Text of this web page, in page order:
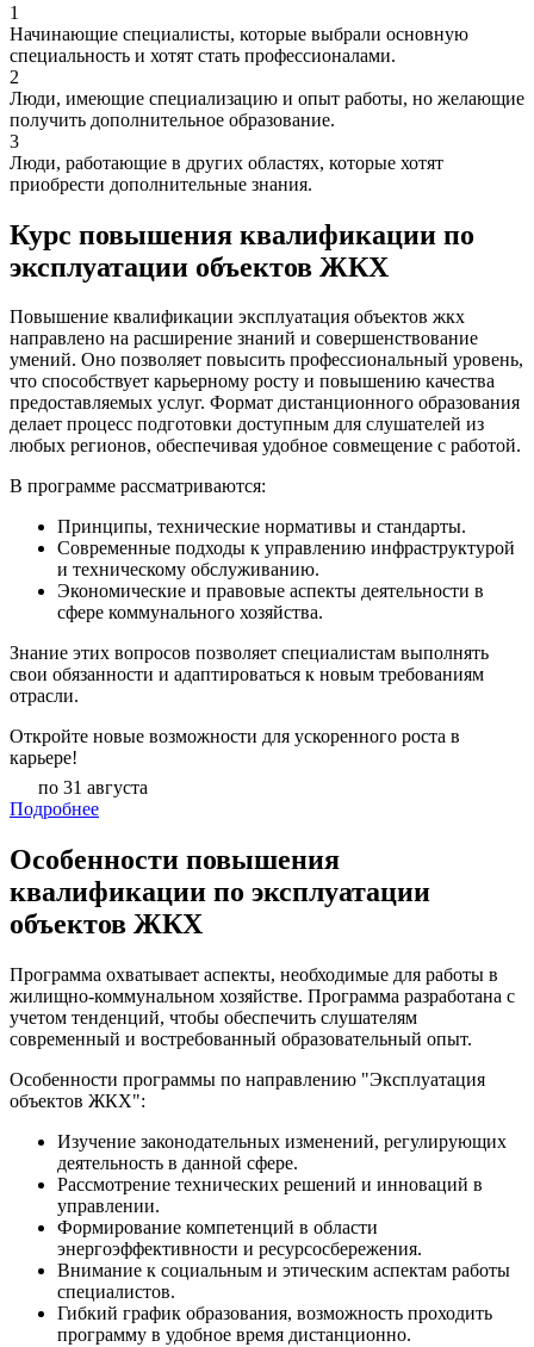
1
Начинающие специалисты, которые выбрали основную
специальность и хотят стать профессионалами.
2
Люди, имеющие специализацию и опыт работы, но желающие
получить дополнительное образование.
3
Люди, работающие в других областях, которые хотят
приобрести дополнительные знания.
Курс повышения квалификации по
эксплуатации объектов ЖКХ
Повышение квалификации эксплуатация объектов жкх
направлено на расширение знаний и совершенствование
умений. Оно позволяет повысить профессиональный уровень,
что способствует карьерному росту и повышению качества
предоставляемых услуг. Формат дистанционного образования
делает процесс подготовки доступным для слушателей из
любых регионов, обеспечивая удобное совмещение с работой.
В программе рассматриваются:
Принципы, технические нормативы и стандарты.
Современные подходы к управлению инфраструктурой
и техническому обслуживанию.
Экономические и правовые аспекты деятельности в
сфере коммунального хозяйства.
Знание этих вопросов позволяет специалистам выполнять
свои обязанности и адаптироваться к новым требованиям
отрасли.
Откройте новые возможности для ускоренного роста в
карьере!
по 31 августа
Подробнее
Особенности повышения
квалификации по эксплуатации
объектов ЖКХ
Программа охватывает аспекты, необходимые для работы в
жилищно-коммунальном хозяйстве. Программа разработана с
учетом тенденций, чтобы обеспечить слушателям
современный и востребованный образовательный опыт.
Особенности программы по направлению "Эксплуатация
объектов ЖКХ":
Изучение законодательных изменений, регулирующих
деятельность в данной сфере.
Рассмотрение технических решений и инноваций в
управлении.
Формирование компетенций в области
энергоэффективности и ресурсосбережения.
Внимание к социальным и этическим аспектам работы
специалистов.
Гибкий график образования, возможность проходить
программу в удобное время дистанционно.